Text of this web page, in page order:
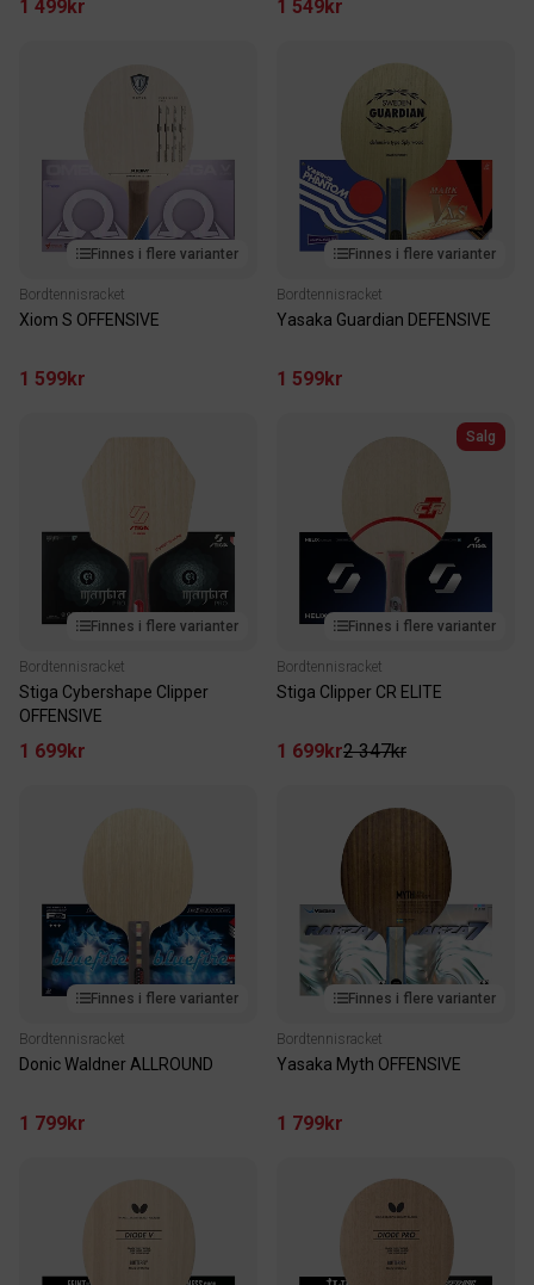
1 499kr 1 549kr
Finnes i flere varianter
Bordtennisracket
Xiom S OFFENSIVE
1 599kr
Finnes i flere varianter
Bordtennisracket
Yasaka Guardian DEFENSIVE
1 599kr
Finnes i flere varianter
Bordtennisracket
Stiga Cybershape Clipper
OFFENSIVE
1 699kr
Salg
Finnes i flere varianter
Bordtennisracket
Stiga Clipper CR ELITE
1 699kr2 347kr
Finnes i flere varianter
Bordtennisracket
Donic Waldner ALLROUND
1 799kr
Finnes i flere varianter
Bordtennisracket
Yasaka Myth OFFENSIVE
1 799kr